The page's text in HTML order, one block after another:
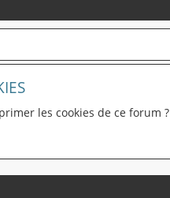
les cookies de ce forum ?